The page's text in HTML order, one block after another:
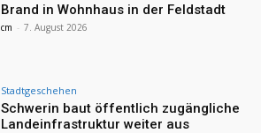
Brand in Wohnhaus in der Feldstadt
cm - 7. August 2026
Stadtgeschehen
Schwerin baut öffentlich zugängliche
Landeinfrastruktur weiter aus